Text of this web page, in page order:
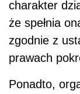
charakter
że spełnia
zgodnie z
prawach
Ponadto,